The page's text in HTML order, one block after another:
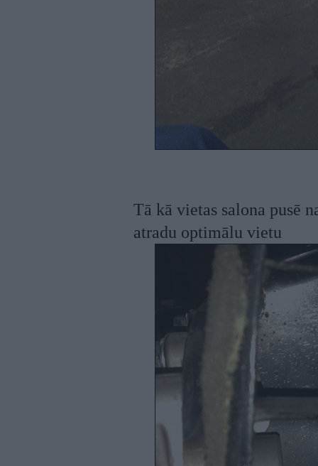
Tā kā vietas salona pusē
atradu optimālu vietu